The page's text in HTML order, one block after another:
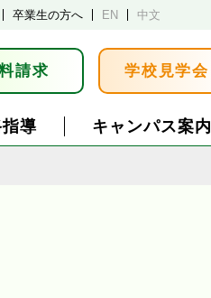
卒業生の方へ EN 中文
請求 学校見学会
導 キャンパス案内